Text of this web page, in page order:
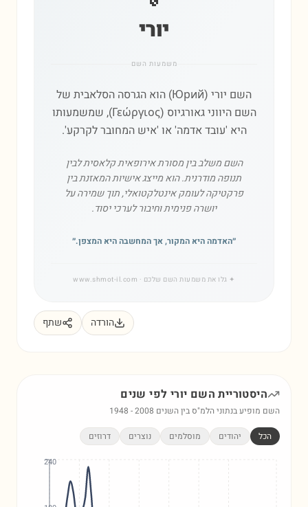
יורי
משמעות השם
השם יורי (Юрий) הוא הגרסה הסלאבית של
השם היווני גאורגיוס (Γεώργιος), שמשמעותו
היא 'עובד אדמה' או 'איש המחובר לקרקע'.
השם משלב בין מסורת אירופאית קלאסית לבין
תנופה מודרנית. הוא מייצג אישיות המאזנת בין
פרקטיקה לעומק אינטלקטואלי, תוך שמירה על
יושרה פנימית וחיבור לערכי יסוד.
״האדמה היא המקור, אך המחשבה היא המצפן.״
✦ גלו את משמעות השם שלכם · www.shmot-il.com
הורדה שתף
היסטוריית השם יורי לפי שנים
השם מופיע בנתוני הלמ"ס בין השנים 1948 -2008
הכל יהודים מוסלמים נוצרים דרוזים
240